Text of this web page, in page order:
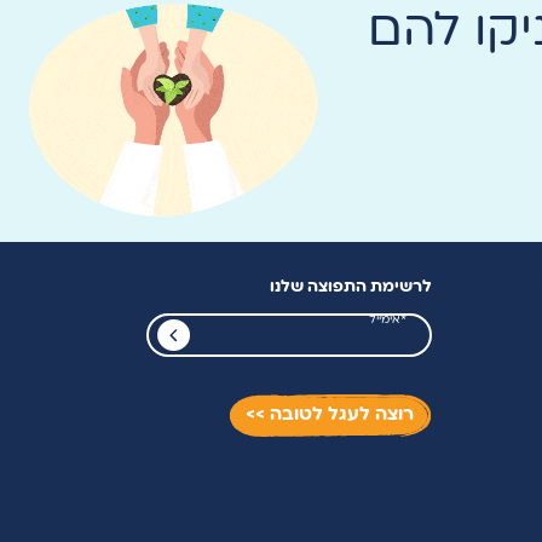
להם
לרשימת התפוצה שלנו
רוצה לעגל לטובה >>